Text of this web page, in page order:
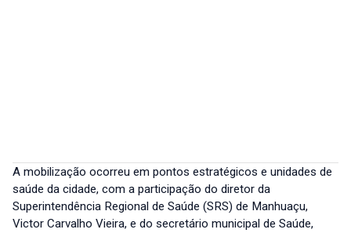
A mobilização ocorreu em pontos estratégicos e unidades de
saúde da cidade, com a participação do diretor da
Superintendência Regional de Saúde (SRS) de Manhuaçu,
Victor Carvalho Vieira, e do secretário municipal de Saúde,